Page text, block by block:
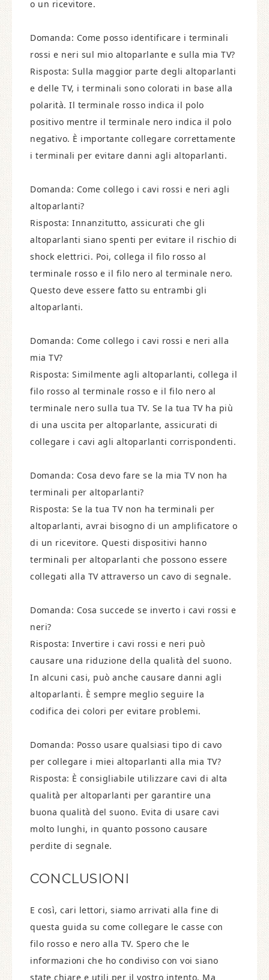
o un ricevitore.
Domanda: Come posso identificare i terminali
rossi e neri sul mio altoparlante e sulla mia TV?
Risposta: Sulla maggior parte degli altoparlanti
e delle TV, i terminali sono colorati in base alla
polarità. Il terminale rosso indica il polo
positivo mentre il terminale nero indica il polo
negativo. È importante collegare correttamente
i terminali per evitare danni agli altoparlanti.
Domanda: Come collego i cavi rossi e neri agli
altoparlanti?
Risposta: Innanzitutto, assicurati che gli
altoparlanti siano spenti per evitare il rischio di
shock elettrici. Poi, collega il filo rosso al
terminale rosso e il filo nero al terminale nero.
Questo deve essere fatto su entrambi gli
altoparlanti.
Domanda: Come collego i cavi rossi e neri alla
mia TV?
Risposta: Similmente agli altoparlanti, collega il
filo rosso al terminale rosso e il filo nero al
terminale nero sulla tua TV. Se la tua TV ha più
di una uscita per altoparlante, assicurati di
collegare i cavi agli altoparlanti corrispondenti.
Domanda: Cosa devo fare se la mia TV non ha
terminali per altoparlanti?
Risposta: Se la tua TV non ha terminali per
altoparlanti, avrai bisogno di un amplificatore o
di un ricevitore. Questi dispositivi hanno
terminali per altoparlanti che possono essere
collegati alla TV attraverso un cavo di segnale.
Domanda: Cosa succede se inverto i cavi rossi e
neri?
Risposta: Invertire i cavi rossi e neri può
causare una riduzione della qualità del suono.
In alcuni casi, può anche causare danni agli
altoparlanti. È sempre meglio seguire la
codifica dei colori per evitare problemi.
Domanda: Posso usare qualsiasi tipo di cavo
per collegare i miei altoparlanti alla mia TV?
Risposta: È consigliabile utilizzare cavi di alta
qualità per altoparlanti per garantire una
buona qualità del suono. Evita di usare cavi
molto lunghi, in quanto possono causare
perdite di segnale.
CONCLUSIONI
E così, cari lettori, siamo arrivati alla fine di
questa guida su come collegare le casse con
filo rosso e nero alla TV. Spero che le
informazioni che ho condiviso con voi siano
state chiare e utili per il vostro intento. Ma